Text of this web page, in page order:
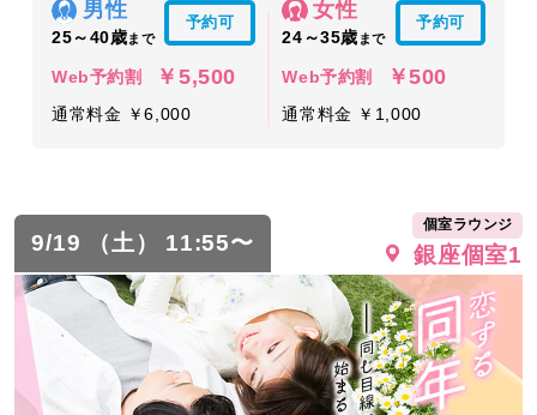
男性
25～40歳まで
予約可
Web予約割 ￥5,500
通常料金 ￥6,000
女性
24～35歳 まで
予約可
Web予約割 ￥500
通常料金 ￥1,000
9/19 （土） 11:55〜
個室ラウンジ
銀座個室1